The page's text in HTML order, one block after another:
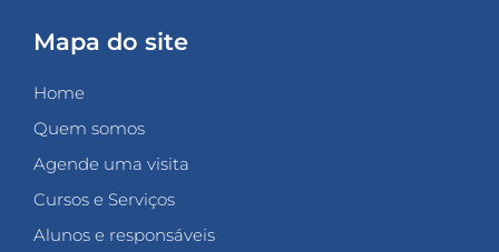
Mapa do site
Home
Quem somos
Agende uma visita
Cursos e Serviços
Alunos e responsáveis